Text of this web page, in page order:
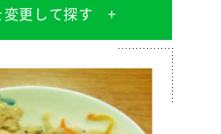
更して探す